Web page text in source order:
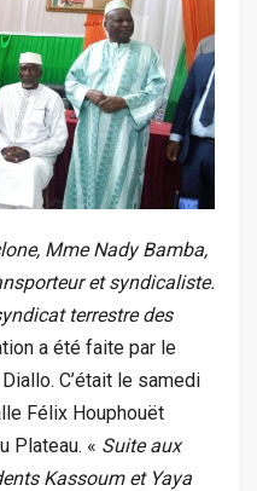
Mme Nady Bamba,
et syndicaliste.
terrestre des
a été faite par le
C’était le samedi
Félix Houphouët
Plateau. « Suite aux
Kassoum et Yaya